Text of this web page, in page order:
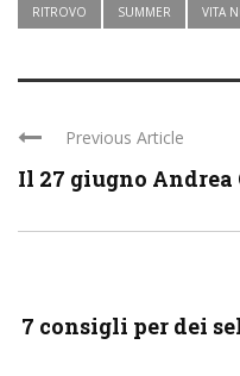
RITROVO
SUMMER VITA
Previous Article
Il 27 giugno
7 consigli per dei